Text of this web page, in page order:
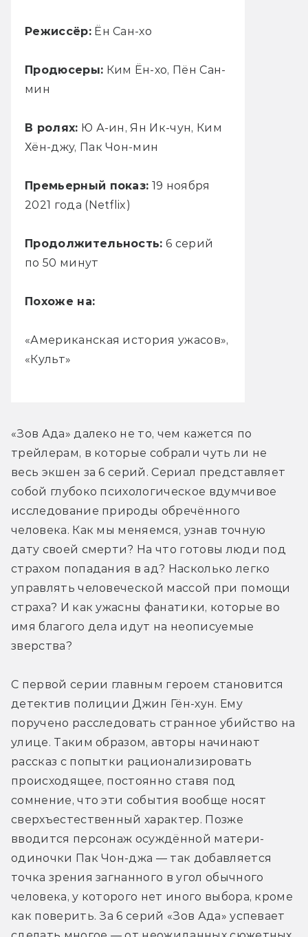
Режиссёр:Ён Сан-хо
Продюсеры: Ким Ён-хо, Пён Сан-
мин
В ролях: Ю А-ин, Ян Ик-чун, Ким
Хён-джу, Пак Чон-мин
Премьерный показ: 19 ноября
2021 года (Netflix)
Продолжительность: 6 серий
по 50 минут
Похоже на:
«Американская история ужасов»,
«Культ»
«Зов Ада» далеко не то, чем кажется по
трейлерам, в которые собрали чуть ли не
весь экшен за 6 серий. Сериал представляет
собой глубоко психологическое вдумчивое
исследование природы обречённого
человека. Как мы меняемся, узнав точную
дату своей смерти? На что готовы люди под
страхом попадания в ад? Насколько легко
управлять человеческой массой при помощи
страха? И как ужасны фанатики, которые во
имя благого дела идут на неописуемые
зверства?
C первой серии главным героем становится
детектив полиции Джин Гён-хун. Ему
поручено расследовать странное убийство на
улице. Таким образом, авторы начинают
рассказ с попытки рационализировать
происходящее, постоянно ставя под
сомнение, что эти события вообще носят
сверхъестественный характер. Позже
вводится персонаж осуждённой матери-
одиночки Пак Чон-джа — так добавляется
точка зрения загнанного в угол обычного
человека, у которого нет иного выбора, кроме
как поверить. За 6 серий «Зов Ада» успевает